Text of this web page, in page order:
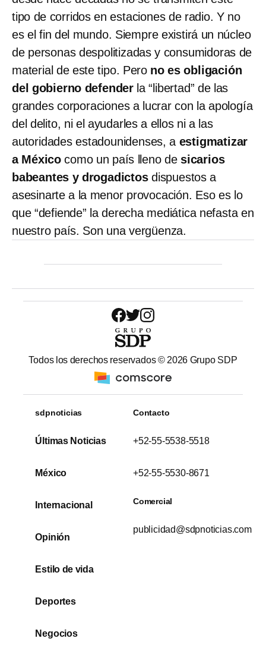
tipo de corridos en estaciones de radio. Y no
es el fin del mundo. Siempre existirá un núcleo
de personas despolitizadas y consumidoras de
material de este tipo. Pero no es obligación
del gobierno defender la “libertad” de las
grandes corporaciones a lucrar con la apología
del delito, ni el ayudarles a ellos ni a las
autoridades estadounidenses, a estigmatizar
a México como un país lleno de sicarios
babeantes y drogadictosdispuestos a
asesinarte a la menor provocación. Eso es lo
que “defiende” la derecha mediática nefasta en
nuestro país. Son una vergüenza.
Todos los derechos reservados © 2026 Grupo SDP
sdpnoticias
Últimas Noticias
México
Internacional
Opinión
Estilo de vida
Deportes
Negocios
Contacto
+52-55-5538-5518
+52-55-5530-8671
Comercial
publicidad@sdpnoticias.com